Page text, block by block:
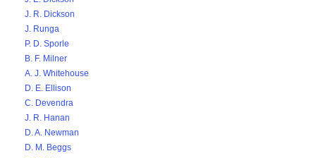
J. R. Dickson
J. Runga
P. D. Sporle
B. F. Milner
A. J. Whitehouse
D. E. Ellison
C. Devendra
J. R. Hanan
D. A. Newman
D. M. Beggs